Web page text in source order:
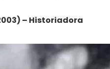
– Historiadora